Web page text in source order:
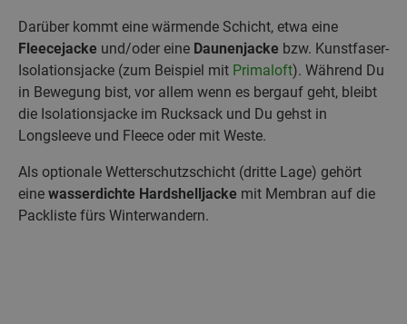
Darüber kommt eine wärmende Schicht, etwa eine
Fleecejacke und/oder eine Daunenjacke bzw. Kunstfaser-
Isolationsjacke (zum Beispiel mit Primaloft). Während Du
in Bewegung bist, vor allem wenn es bergauf geht, bleibt
die Isolationsjacke im Rucksack und Du gehst in
Longsleeve und Fleece oder mit Weste.
Als optionale Wetterschutzschicht (dritte Lage) gehört
eine wasserdichte Hardshelljacke mit Membran auf die
Packliste fürs Winterwandern.